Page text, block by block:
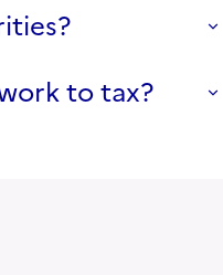
to tax?